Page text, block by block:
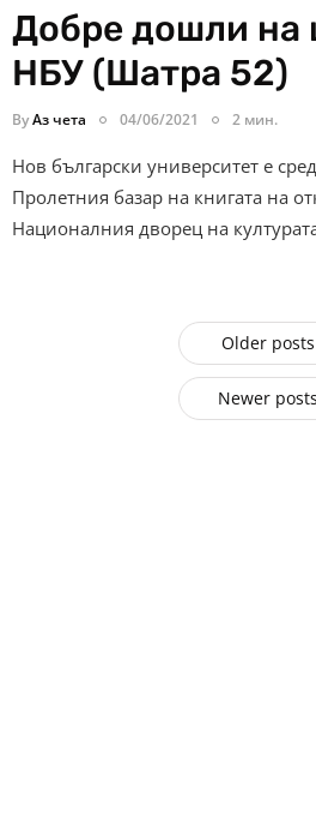
Добре дошли на
НБУ (Шатра 52)
ByАз чета 04/06/2021 2 мин.
Нов български университет е
Пролетния базар на книгата на
Националния дворец на
Older posts
Newer posts